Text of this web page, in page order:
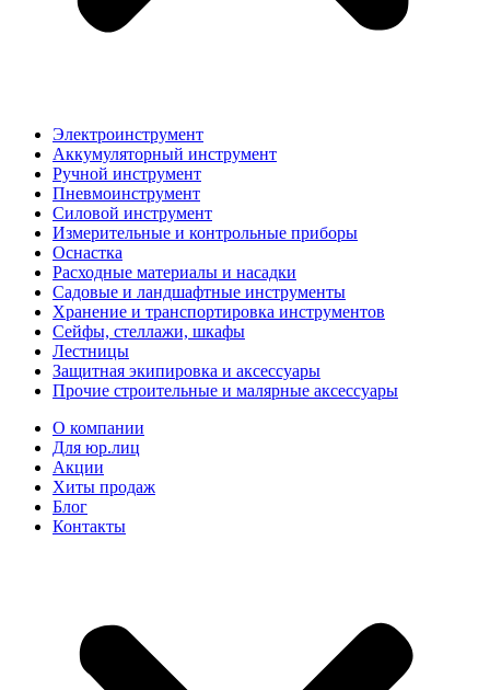
Электроинструмент
Аккумуляторный инструмент
Ручной инструмент
Пневмоинструмент
Силовой инструмент
Измерительные и контрольные приборы
Оснастка
Расходные материалы и насадки
Садовые и ландшафтные инструменты
Хранение и транспортировка инструментов
Сейфы, стеллажи, шкафы
Лестницы
Защитная экипировка и аксессуары
Прочие строительные и малярные аксессуары
О компании
Для юр.лиц
Акции
Хиты продаж
Блог
Контакты